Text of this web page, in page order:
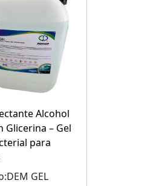
Alcohol
Glicerina – Gel
para
GEL